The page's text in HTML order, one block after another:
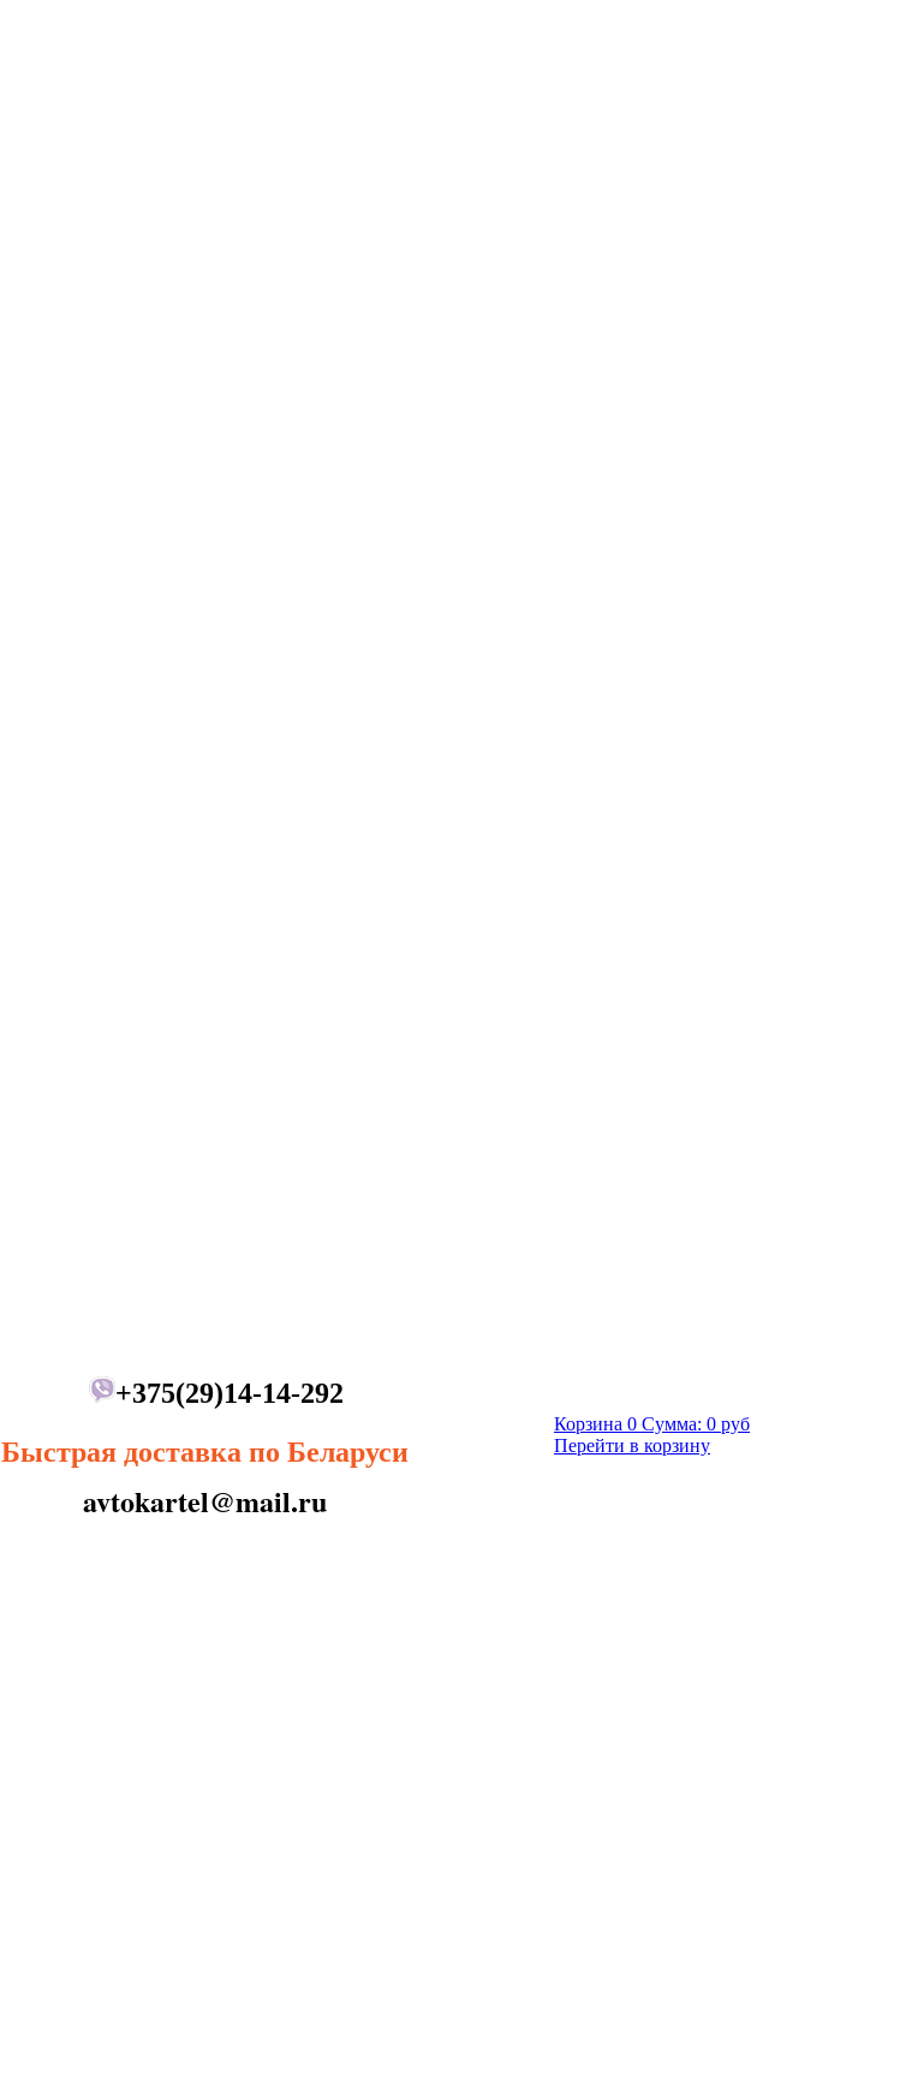
+375(29)14-14-292
Быстрая доставка по Беларуси
avtokartel@mail.ru
Корзина 0 Сумма: 0 руб
Перейти в корзину